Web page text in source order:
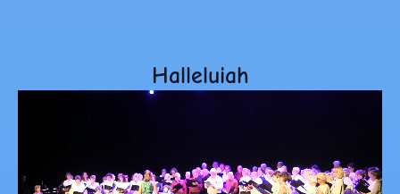
Halleluiah